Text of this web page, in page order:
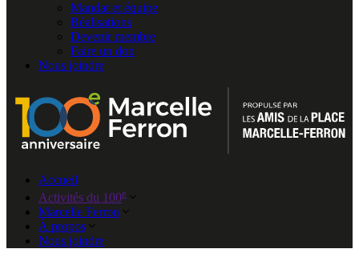
Mandat et équipe
Réalisations
Devenir membre
Faire un don
Nous joindre
Accueil
Activités du 100e
Marcelle Ferron
À propos
Nous joindre